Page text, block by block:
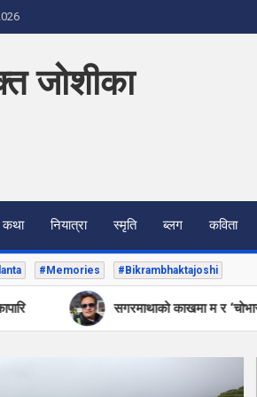
जोशीका
कथा नियात्रा स्मृति ब्लग कविता
#Memories #Bikrambhaktajoshi
सगरमाथाको काखमा म र ‘चोभार ब्लुज’